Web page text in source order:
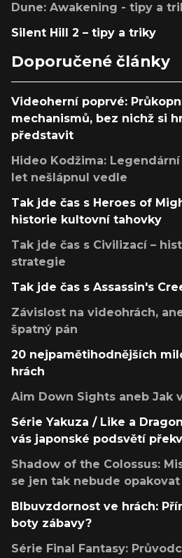
Dune: Awakening - tipy a
Silent Hill 2 – tipy a triky
Doporučené články
Videoherní poprvé:
mechanismů, bez nichž si
představit
Hideo Kodžima:
let nešlápnul vedle
Tak jde čas s Heroes of
historie kultovní tahovky
Tak jde čas s Civilizací –
strategie
Tak jde čas s Assassin's
Závislost na videohrách,
špatný pán
20 nejpamětihodnějších
hrách
Aim Down Sights aneb Jak
Série Yakuza / Like a
vás japonské podsvětí
Shadow of the Colossus:
se jen tak nebude opakovat
Blbuvzdornost ve hrách:
boty zábavy?
Série Final Fantasy: